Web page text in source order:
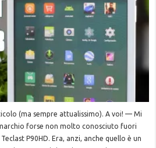
(ma sempre attualissimo). A voi! — Mi
forse non molto conosciuto fuori
P90HD. Era, anzi, anche quello è un